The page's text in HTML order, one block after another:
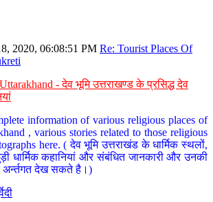
2020, 06:08:51 PM Re: Tourist Places Of
- देव भूमि उत्तराखण्ड के प्रसिद्ध देव
information of various religious places of
, various stories related to those religious
here. ( देव भूमि उत्तराखंड के धार्मिक स्थलों,
धार्मिक कहानियां और संबंधित जानकारी और उनकी
अर्न्तगत देख सकते है।)